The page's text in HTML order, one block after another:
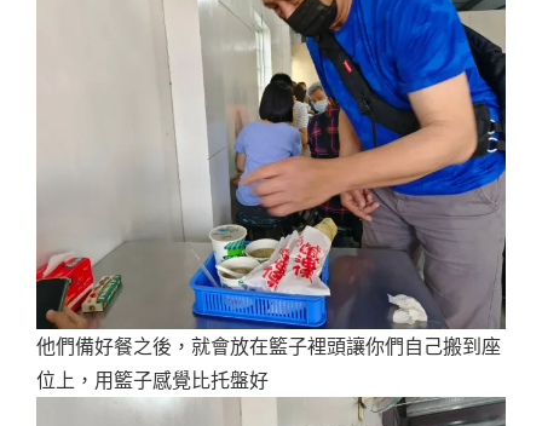
他們備好餐之後，就會放在籃子裡頭讓你們自己搬到座
位上，用籃子感覺比托盤好